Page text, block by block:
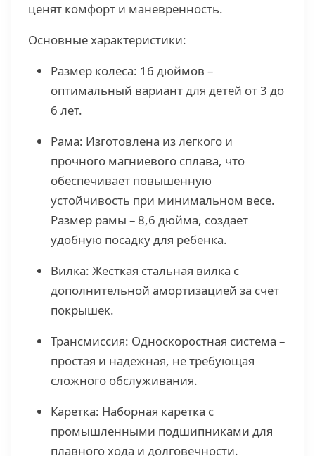
ценят комфорт и маневренность.
Основные характеристики:
Размер колеса: 16 дюймов –
оптимальный вариант для детей от 3 до
6 лет.
Рама: Изготовлена из легкого и
прочного магниевого сплава, что
обеспечивает повышенную
устойчивость при минимальном весе.
Размер рамы – 8,6 дюйма, создает
удобную посадку для ребенка.
Вилка: Жесткая стальная вилка с
дополнительной амортизацией за счет
покрышек.
Трансмиссия: Односкоростная система –
простая и надежная, не требующая
сложного обслуживания.
Каретка: Наборная каретка с
промышленными подшипниками для
плавного хода и долговечности.